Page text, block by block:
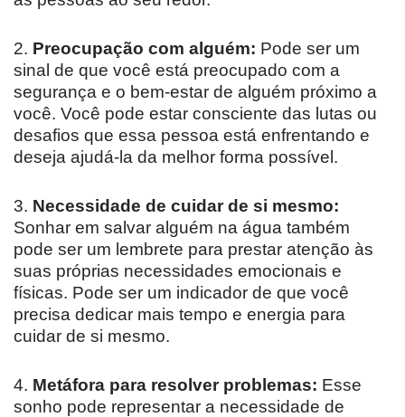
2. Preocupação com alguém: Pode ser um
sinal de que você está preocupado com a
segurança e o bem-estar de alguém próximo a
você. Você pode estar consciente das lutas ou
desafios que essa pessoa está enfrentando e
deseja ajudá-la da melhor forma possível.
3. Necessidade de cuidar de si mesmo:
Sonhar em salvar alguém na água também
pode ser um lembrete para prestar atenção às
suas próprias necessidades emocionais e
físicas. Pode ser um indicador de que você
precisa dedicar mais tempo e energia para
cuidar de si mesmo.
4. Metáfora para resolver problemas: Esse
sonho pode representar a necessidade de